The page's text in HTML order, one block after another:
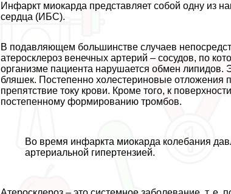
Инфаркт миокарда представляет собой одну из
сердца (ИБС).
В подавляющем большинстве случаев
атеросклероз венечных артерий – сосудов, по
организме пациента нарушается обмен липидов.
бляшек. Постепенно холестериновые отложения
препятствие току крови. Кроме того, к
постепенному формированию тромбов.
Во время инфаркта миокарда колебания
артериальной гипертензией.